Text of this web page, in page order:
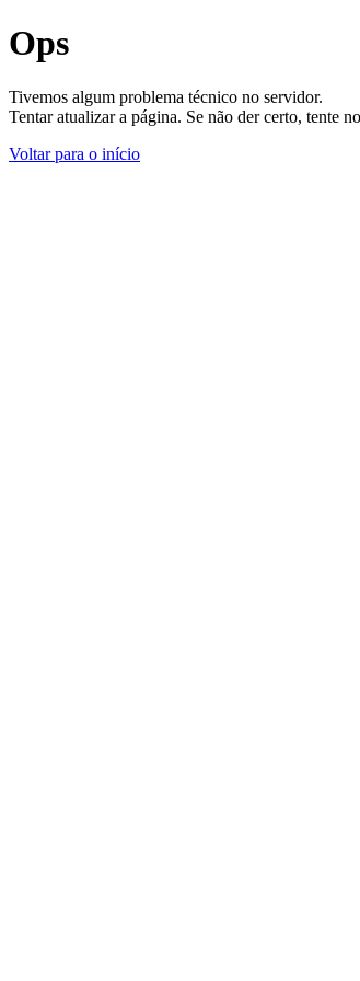
Ops
Tivemos algum problema técnico no servidor.
Tentar atualizar a página. Se não der certo, tente
Voltar para o início